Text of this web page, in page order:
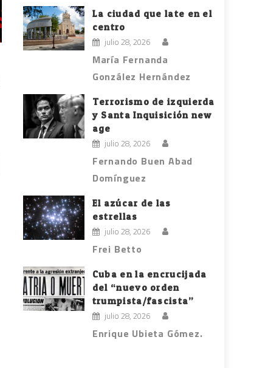
La ciudad que late en el
centro
julio 28, 2026
María Fernanda
González Hernández
Terrorismo de izquierda
y Santa Inquisición new
age
julio 28, 2026
Fernando Buen Abad
Domínguez
El azúcar de las
estrellas
julio 28, 2026
Frei Betto
Cuba en la encrucijada
del “nuevo orden
trumpista/fascista”
julio 28, 2026
Enrique Ubieta Gómez.